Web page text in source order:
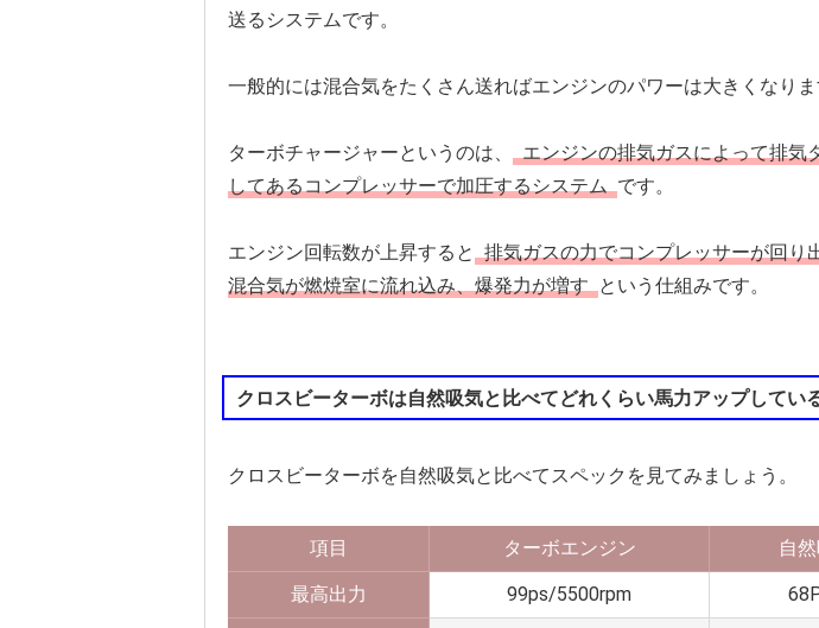
送るシステムです。
一般的には混合気をたくさん送ればエンジンのパワーは大きくなりま
ターボチャージャーというのは、
エンジンの排気ガスによって排気
してあるコンプレッサーで加圧するシステム です。
エンジン回転数が上昇すると 排気ガスの力でコンプレッサーが回り
混合気が燃焼室に流れ込み、爆発力が増す という仕組みです。
クロスビーターボは自然吸気と比べてどれくらい馬力アップしてい
クロスビーターボを自然吸気と比べてスペックを見てみましょう。
項目 ターボエンジン 自
最高出力 99ps/5500rpm